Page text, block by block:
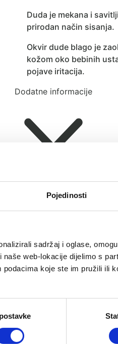
Pojedinosti
sadržaj i oglase,
web-lokacije dijelimo s
koje ste im pružili ili
Duda je mekana i
prirodan način sisanja.
Okvir dude blago je
kožom oko bebinih
pojave iritacija.
Dodatne informacije
Recenzije (0)